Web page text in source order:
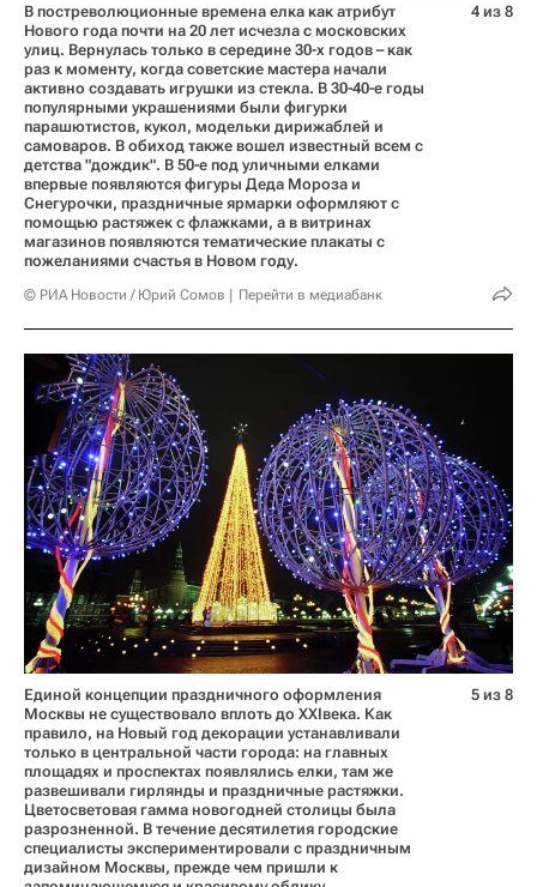
В постреволюционные времена елка как атрибут
Нового года почти на 20 лет исчезла с московских
улиц. Вернулась только в середине 30-х годов – как
раз к моменту, когда советские мастера начали
активно создавать игрушки из стекла. В 30-40-е годы
популярными украшениями были фигурки
парашютистов, кукол, модельки дирижаблей и
самоваров. В обиход также вошел известный всем с
детства "дождик". В 50-е под уличными елками
впервые появляются фигуры Деда Мороза и
Снегурочки, праздничные ярмарки оформляют с
помощью растяжек с флажками, а в витринах
магазинов появляются тематические плакаты с
пожеланиями счастья в Новом году.
© РИА Новости / Юрий Сомов Перейти в медиабанк
4 из 8
Единой концепции праздничного оформления
Москвы не существовало вплоть до XXIвека. Как
правило, на Новый год декорации устанавливали
только в центральной части города: на главных
площадях и проспектах появлялись елки, там же
развешивали гирлянды и праздничные растяжки.
Цветосветовая гамма новогодней столицы была
разрозненной. В течение десятилетия городские
специалисты экспериментировали с праздничным
дизайном Москвы, прежде чем пришли к
5 из 8